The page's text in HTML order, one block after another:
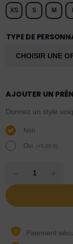
XS S M
TYPE DE
AJOUTER UN
Donnez un style
Non
Oui. (+5,00€)
Paiement